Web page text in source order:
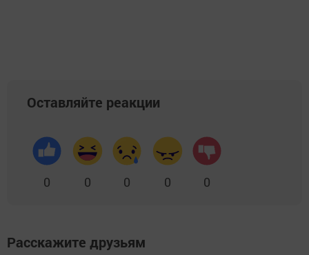
Оставляйте реакции
0 0 0 0 0
Расскажите друзьям